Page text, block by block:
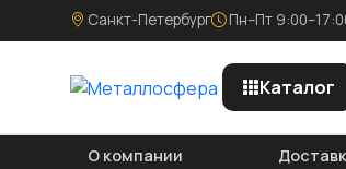
Санкт-Петербург Пн–Пт
Каталог
О компании